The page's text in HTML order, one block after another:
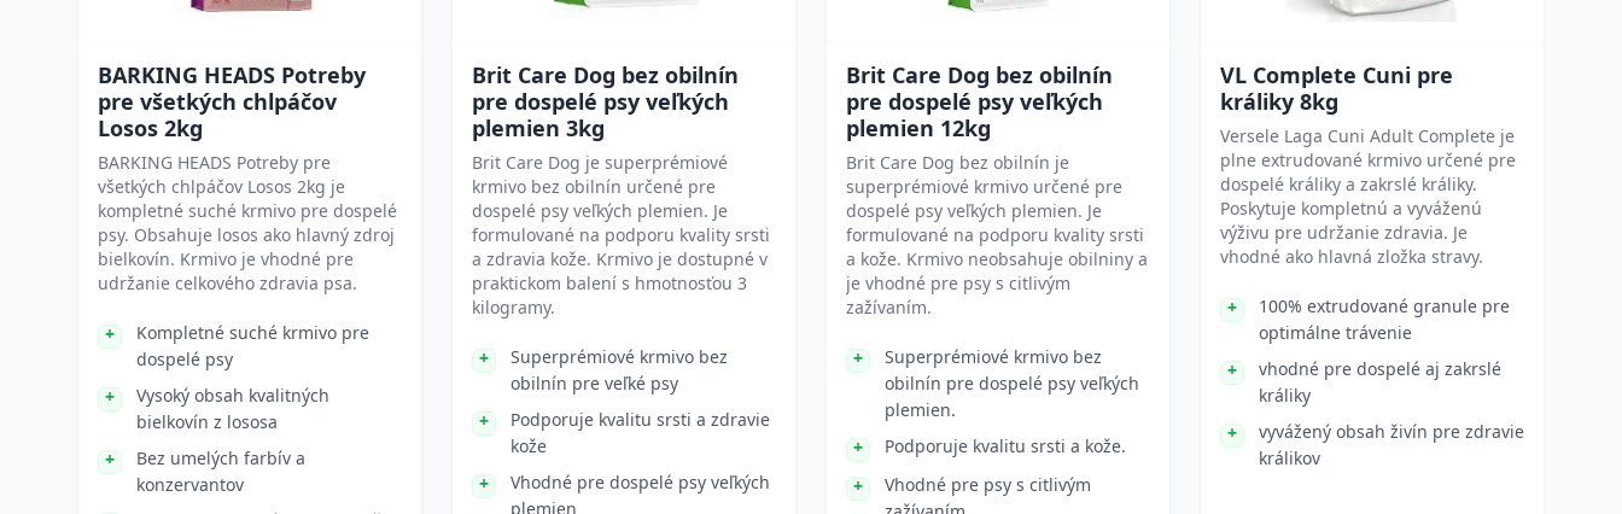
BARKING HEADS Potreby
pre všetkých chlpáčov
Losos 2kg
BARKING HEADS Potreby pre
všetkých chlpáčov Losos 2kg je
kompletné suché krmivo pre dospelé
psy. Obsahuje losos ako hlavný zdroj
bielkovín. Krmivo je vhodné pre
udržanie celkového zdravia psa.
Kompletné suché krmivo pre
dospelé psy
Vysoký obsah kvalitných
bielkovín z lososa
Bez umelých farbív a
konzervantov
Brit Care Dog bez obilnín
pre dospelé psy veľkých
plemien 3kg
Brit Care Dog je superprémiové
krmivo bez obilnín určené pre
dospelé psy veľkých plemien. Je
formulované na podporu kvality srsti
a zdravia kože. Krmivo je dostupné v
praktickom balení s hmotnosťou 3
kilogramy.
Superprémiové krmivo bez
obilnín pre veľké psy
Podporuje kvalitu srsti a zdravie
kože
Vhodné pre dospelé psy veľkých
plemien
Brit Care Dog bez obilnín
pre dospelé psy veľkých
plemien 12kg
Brit Care Dog bez obilnín je
superprémiové krmivo určené pre
dospelé psy veľkých plemien. Je
formulované na podporu kvality srsti
a kože. Krmivo neobsahuje obilniny a
je vhodné pre psy s citlivým
zažívaním.
Superprémiové krmivo bez
obilnín pre dospelé psy veľkých
plemien.
Podporuje kvalitu srsti a kože.
Vhodné pre psy s citlivým
VL Complete Cuni pre
králiky 8kg
Versele Laga Cuni Adult Complete je
plne extrudované krmivo určené pre
dospelé králiky a zakrslé králiky.
Poskytuje kompletnú a vyváženú
výživu pre udržanie zdravia. Je
vhodné ako hlavná zložka stravy.
100% extrudované granule pre
optimálne trávenie
vhodné pre dospelé aj zakrslé
králiky
vyvážený obsah živín pre zdravie
králikov